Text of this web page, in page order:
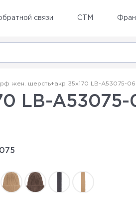
связи СТМ
жен. шерсть+акр 35х170 LB-A53075-06
LB-A53075-